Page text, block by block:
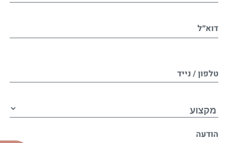
דוא״ל
טלפון / נייד
הודעה